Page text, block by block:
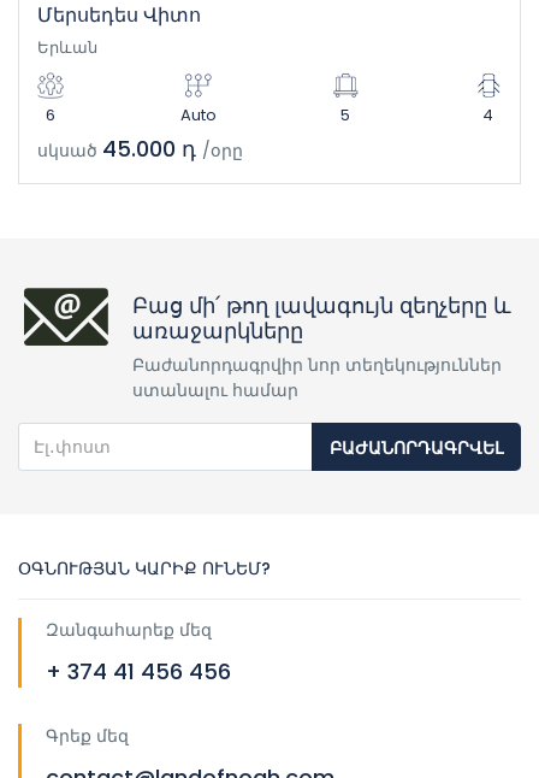
Մերսեդես Վիտո
Երևան
6 Auto 5 4
սկսած 45.000 դ /օրը
Բաց մի՛ թող լավագույն զեղչերը և
առաջարկները
Բաժանորդագրվիր նոր տեղեկություններ
ստանալու համար
ԲԱԺԱՆՈՐԴԱԳՐՎԵԼ
ՕԳՆՈՒԹՅԱՆ ԿԱՐԻՔ ՈՒՆԵՄ?
Զանգահարեք մեզ
+ 374 41 456 456
Գրեք մեզ